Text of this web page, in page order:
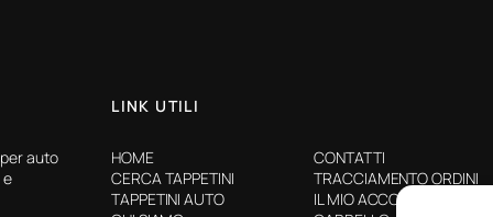
auto
e
LINK UTILI
HOME
CERCA TAPPETINI
TAPPETINI AUTO
CONTATTI
TRACCIAMENTO ORDINI
IL MIO ACCOUNT